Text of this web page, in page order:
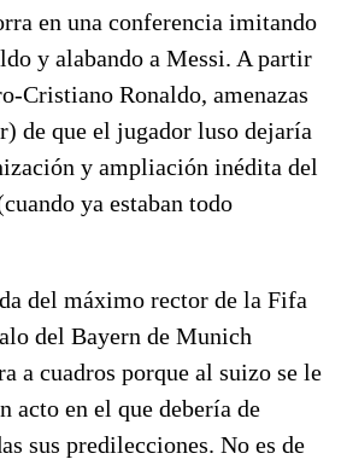
en una conferencia imitando
y alabando a Messi. A partir
Cristiano Ronaldo, amenazas
de que el jugador luso dejaría
y ampliación inédita del
ya estaban todo
del máximo rector de la Fifa
del Bayern de Munich
a cuadros porque al suizo se le
acto en el que debería de
sus predilecciones. No es de